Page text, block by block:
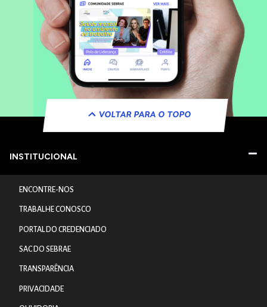
VOLTAR PARA O TOPO
INSTITUCIONAL
ENCONTRE-NOS
TRABALHE CONOSCO
PORTAL DO CREDENCIADO
SAC DO SEBRAE
TRANSPARÊNCIA
PRIVACIDADE